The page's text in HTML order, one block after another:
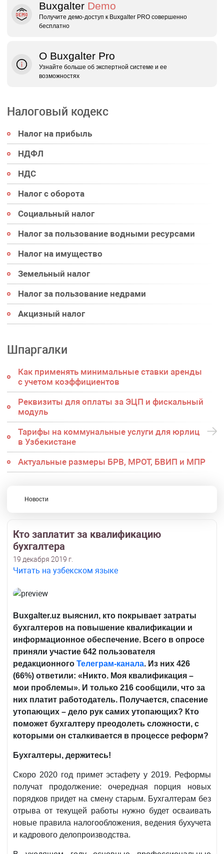
Buxgalter Demo
Получите демо‑доступ к Buxgalter PRO совершенно
бесплатно
О Buxgalter Pro
Узнайте больше об экспертной системе и ее
возможностях
Налоговый кодекс
Налог на прибыль
НДФЛ
НДС
Налог с оборота
Социальный налог
Налог за пользование водными ресурсами
Налог на имущество
Земельный налог
Налог за пользование недрами
Акцизный налог
Шпаргалки
Как применять минимальные ставки аренды
с учетом коэффициентов
Реквизиты для оплаты за ЭЦП и фискальный
модуль
Тарифы на коммунальные услуги для юрлиц
в Узбекистане
Актуальные размеры БРВ, МРОТ, БВИП и МПР
Новости
Кто заплатит за квалификацию
бухгалтера
19 декабря 2019 г.
Читать на узбекском языке
Buхgalter.uz выяснил, кто покрывает затраты
бухгалтеров на повышение квалификации и
информационное обеспечение. Всего в опросе
приняли участие 642 пользователя
редакционного Телеграм-канала. Из них 426
(66%) ответили: «Никто. Моя квалификация –
мои проблемы». И только 216 сообщили, что за
них платит работодатель. Получается, спасение
утопающих – дело рук самих утопающих? Кто
поможет бухгалтеру преодолеть сложности, с
которыми он сталкивается в процессе реформ?
Бухгалтеры, держитесь!
Скоро 2020 год примет эстафету у 2019. Реформы
получат продолжение: очередная порция новых
порядков придет на смену старым. Бухгалтерам без
отрыва от текущей работы нужно будет осваивать
новые правила налогообложения, ведения бухучета
и кадрового делопроизводства.